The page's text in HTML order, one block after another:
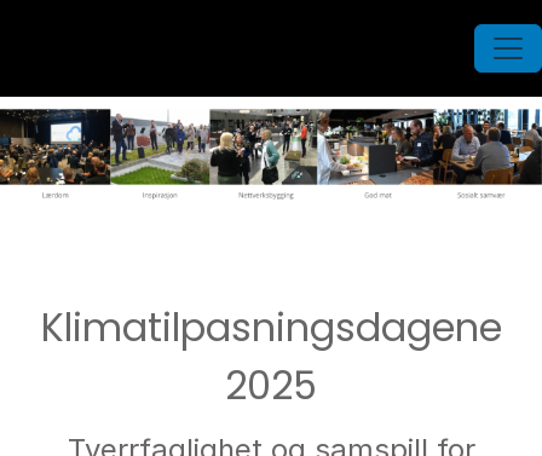
Klimatilpasningsdagene
2025
Tverrfaglighet og samspill for